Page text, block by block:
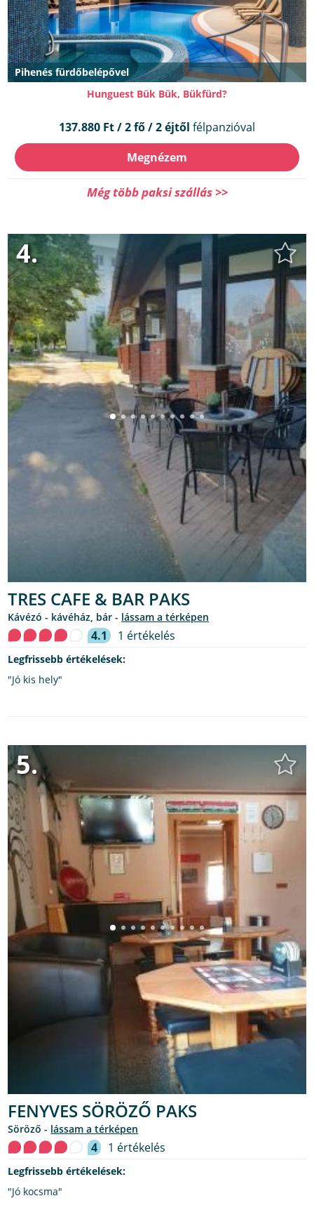
Pihenés fürdőbelépővel
Hunguest Bük Bük, Bükfürd?
137.880 Ft / 2 fő / 2 éjtől félpanzióval
Megnézem
Még több paksi szállás >>
4.
TRES CAFE & BAR PAKS
kávézó - kávéház, bár - lássam a térképen
4.1 1 értékelés
Legfrissebb értékelések:
"Jó kis hely"
5.
FENYVES SÖRÖZŐ PAKS
söröző - lássam a térképen
4 1 értékelés
Legfrissebb értékelések:
"Jó kocsma"